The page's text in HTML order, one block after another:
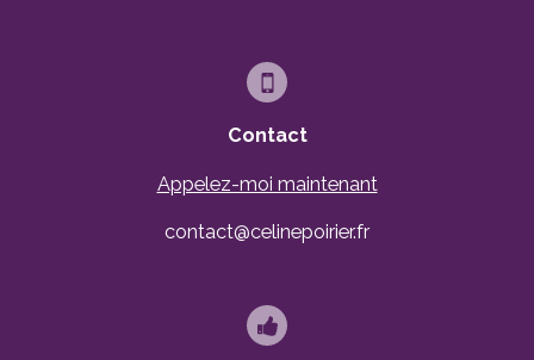
Contact
Appelez-moi maintenant
contact@celinepoirier.fr